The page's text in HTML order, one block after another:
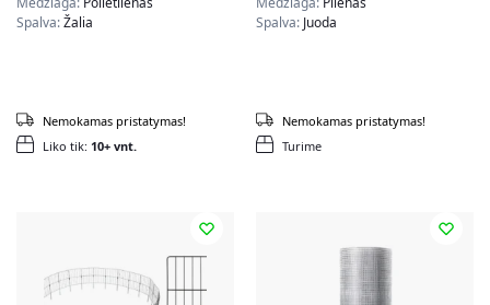
Spalva:Žalia
Liko tik: 10+ vnt.
Nemokamas pristatymas!
Spalva: Juoda
Turime
Nemokamas pristatymas!